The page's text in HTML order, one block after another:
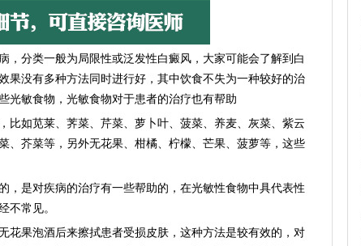
分类一般为局限性或泛发性白癜风，大家可能会了解到白
果没有多种方法同时进行好，其中饮食不失为一种较好的治
光敏食物，光敏食物对于患者的治疗也有帮助
如苋莱、荠菜、芹菜、萝卜叶、菠菜、养麦、灰菜、紫云
、芥菜等，另外无花果、柑橘、柠檬、芒果、菠萝等，这些
是对疾病的治疗有一些帮助的，在光敏性食物中具代表性
不常见。
果泡酒后来擦拭患者受损皮肤，这种方法是较有效的，对